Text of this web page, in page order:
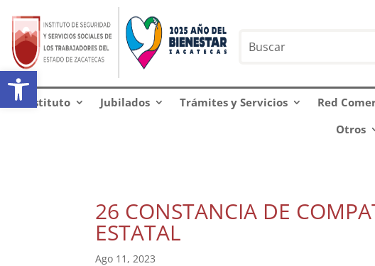
Abrir barra de herramientas
Instituto Jubilados Trámites y Servicios Red
Otros
26 CONSTANCIA DE
ESTATAL
Ago 11, 2023